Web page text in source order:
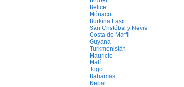
Belice
Mónaco
Burkina Faso
San Cristóbal y Nevis
Costa de Marfil
Guyana
Turkmenistán
Mauricio
Malí
Togo
Bahamas
Nepal